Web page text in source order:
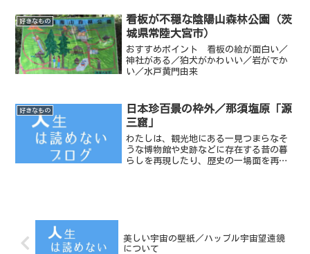
好きなもの
看板が不穏な陰陽山森林公園（茨
城県常陸大宮市）
おすすめポイント 看板の絵が面白い／
神社がある／狛犬がかわいい／岩がでか
い／水戸黄門由来
好きなもの
日本珍百景の枠外／那須塩原「源
三窟」
わたしは、観光地にある一見つまらなそ
うな博物館や史跡などに存在する昔の暮
らしを再現したり、歴史の一場面を再現
美しい宇宙の壁紙／ハッブル宇宙望遠鏡
について